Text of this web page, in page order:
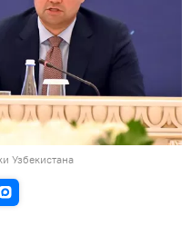
Узбекистана